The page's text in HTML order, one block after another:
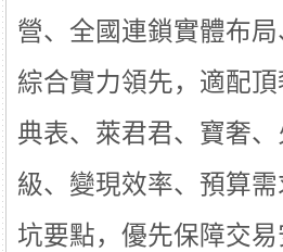
營、全國連鎖實體布
綜合實力領先，適配
典表、萊君君、寶奢
級、變現效率、預算
坑要點，優先保障交易